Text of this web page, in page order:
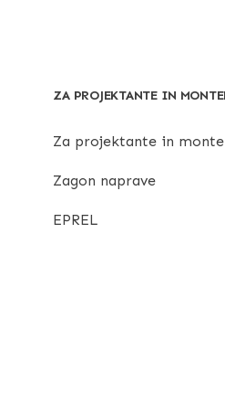
ZA PROJEKTANTE IN
Za projektante in
Zagon naprave
EPREL